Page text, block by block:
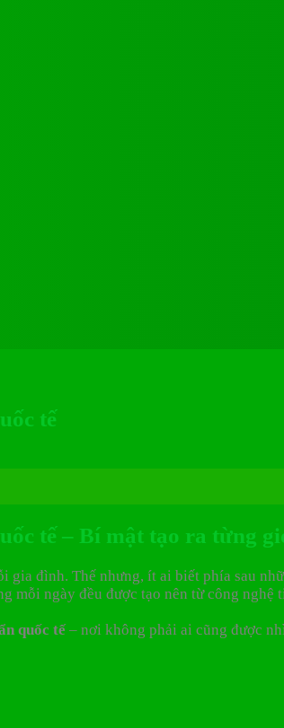
tế
tế – Bí mật tạo ra từng
đình. Thế nhưng, ít ai biết phía sau
mỗi ngày đều được tạo nên từ công
quốc tế – nơi không phải ai cũng được